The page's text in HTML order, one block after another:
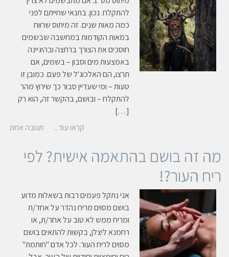
להתקלח. נכון. בתנאי שחייתם לפני
כמה מאות שנים. זה מיתוס שרווח
במאות הקודמות במחשבה שבשמים
חוסכים את הצורך ברחצה ובהיגיינה
באמצעות מים וסבון – בשמים, אם
תרצו, הם האלכוג'ל של פעם. כמובן זו
טעות – ומי שעדיין סבור כך שירוץ מהר
להתקלח – ובושם, בהקשר זה, הוא רק
[…]
קראו עוד...
תגובה אחת
מה זה בושם בהתאמה אישית? לפי
ריח העור?!
אני נתקל פעמים רבות בשאלות מדוע
בושם מסוים מריח נהדר על אחד/ת
ומריח ממש לא טוב על אחר/ת, או
רחמנא ליצלן, בקשות להתאים בושם
מסוים לריח העור. לכל אדם "חותמת"